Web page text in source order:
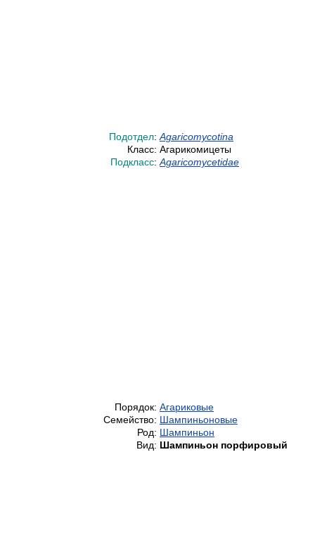
Подотдел:Agaricomycotina
Класс: Агарикомицеты
Подкласс:Agaricomycetidae
Порядок: Агариковые
Семейство: Шампиньоновые
Род: Шампиньон
Вид: Шампиньон порфировый